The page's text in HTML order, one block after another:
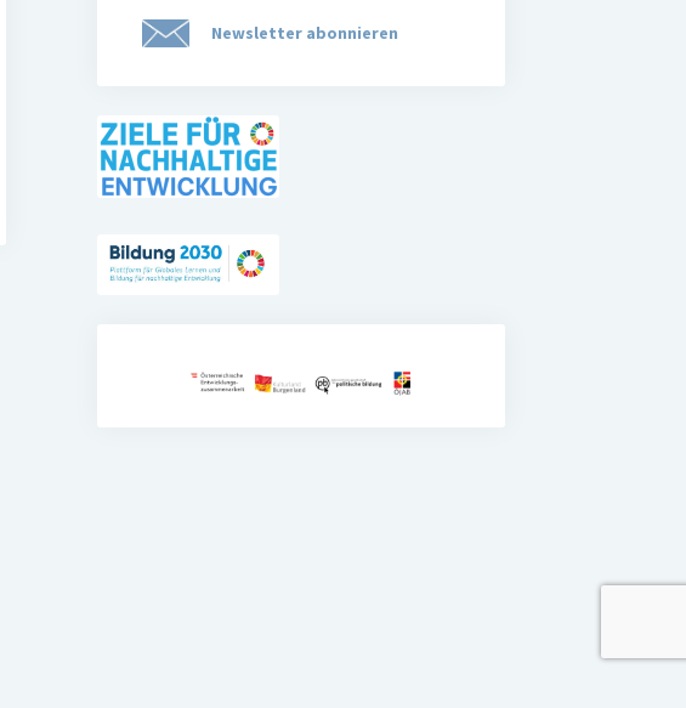
Newsletter abonnieren